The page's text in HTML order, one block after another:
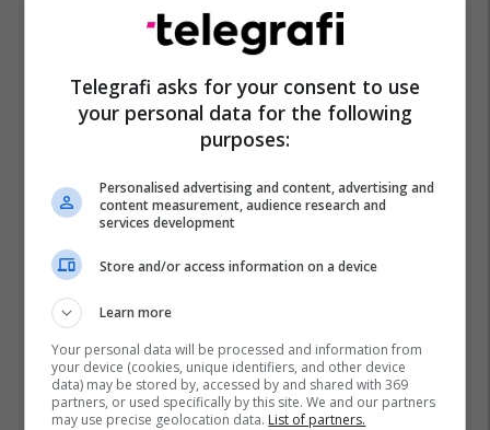
Telegrafi asks for your consent to use
your personal data for the following
purposes:
Personalised advertising and content, advertising and
content measurement, audience research and
services development
Store and/or access information on a device
Learn more
Your personal data will be processed and information from
your device (cookies, unique identifiers, and other device
data) may be stored by, accessed by and shared with 369
partners, or used specifically by this site. We and our partners
may use precise geolocation data. List of partners.